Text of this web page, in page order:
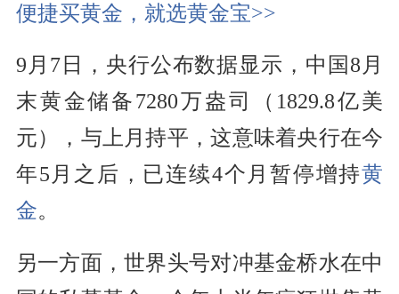
便捷买黄金，就选黄金宝>>
9月7日，央行公布数据显示，中国8月
末黄金储备7280万盎司（1829.8亿美
元），与上月持平，这意味着央行在今
年5月之后，已连续4个月暂停增持黄
金。
另一方面，世界头号对冲基金桥水在中